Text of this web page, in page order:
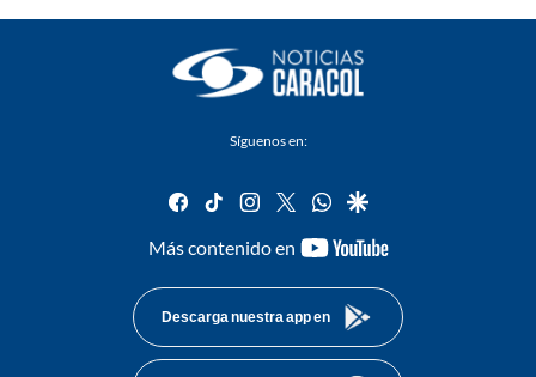
Síguenos en:
facebook
tiktok instagram
twitterwhatsapp
google
Más contenido en
youtube-
Descarga nuestra app en